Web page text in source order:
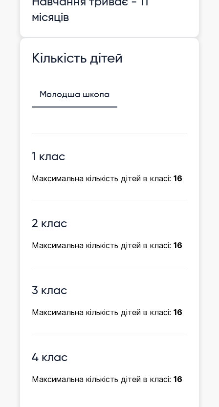
місяців
Кількість дітей
Молодша школа
1 клас
Максимальна кількість дітей в класі: 16
2 клас
Максимальна кількість дітей в класі: 16
3 клас
Максимальна кількість дітей в класі: 16
4 клас
Максимальна кількість дітей в класі: 16